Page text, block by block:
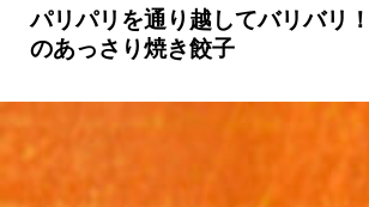
カレーが好き
私と店のはなし
パリパリを通り越してバリバリ
のあっさり焼き餃子